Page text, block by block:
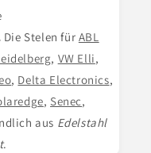
Die Stelen für ABL
, VW Elli,
, Delta Electronics,
, Senec,
aus Edelstahl
.